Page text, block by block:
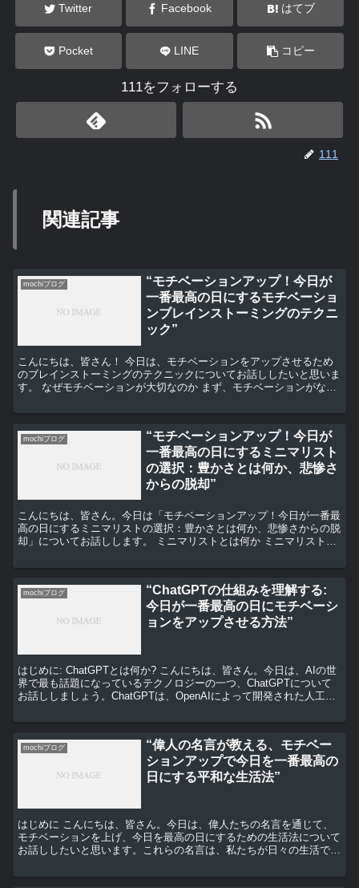
Twitter Facebook はてブ
Pocket LINE コピー
111をフォローする
111
関連記事
mochiブログ
“モチベーションアップ！今日が
一番最高の日にするモチベーショ
ンブレインストーミングのテクニ
ック”
こんにちは、皆さん！ 今日は、モチベーションをアップさせるため
のブレインストーミングのテクニックについてお話ししたいと思いま
す。 なぜモチベーションが大切なのか まず、モチベーションがなぜ
mochiブログ
“モチベーションアップ！今日が
一番最高の日にするミニマリスト
の選択：豊かさとは何か、悲惨さ
からの脱却”
こんにちは、皆さん。今日は「モチベーションアップ！今日が一番最
高の日にするミニマリストの選択：豊かさとは何か、悲惨さからの脱
却」についてお話しします。 ミニマリストとは何か ミニマリストと
mochiブログ
“ChatGPTの仕組みを理解する:
今日が一番最高の日にモチベーシ
ョンをアップさせる方法”
はじめに: ChatGPTとは何か? こんにちは、皆さん。今日は、AIの世
界で最も話題になっているテクノロジーの一つ、ChatGPTについて
お話ししましょう。ChatGPTは、OpenAIによって開発された人工知
mochiブログ
“偉人の名言が教える、モチベー
ションアップで今日を一番最高の
日にする平和な生活法”
はじめに こんにちは、皆さん。今日は、偉人たちの名言を通じて、
モチベーションを上げ、今日を最高の日にするための生活法について
お話ししたいと思います。これらの名言は、私たちが日々の生活で直